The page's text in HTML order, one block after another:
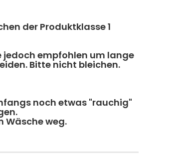
der Produktklasse 1
jedoch empfohlen um lange
Bitte nicht bleichen.
noch etwas "rauchig"
Wäsche weg.